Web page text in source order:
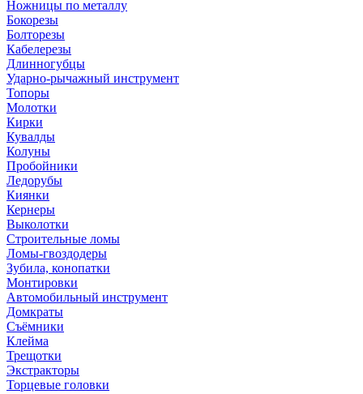
Ножницы по металлу
Бокорезы
Болторезы
Кабелерезы
Длинногубцы
Ударно-рычажный инструмент
Топоры
Молотки
Кирки
Кувалды
Колуны
Пробойники
Ледорубы
Киянки
Кернеры
Выколотки
Строительные ломы
Ломы-гвоздодеры
Зубила, конопатки
Монтировки
Автомобильный инструмент
Домкраты
Съёмники
Клейма
Трещотки
Экстракторы
Торцевые головки